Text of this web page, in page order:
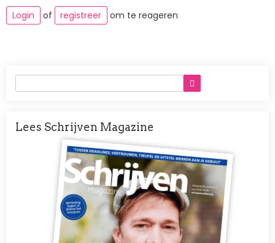
Login of registreer om te reageren
Lees Schrijven Magazine
Afbeelding